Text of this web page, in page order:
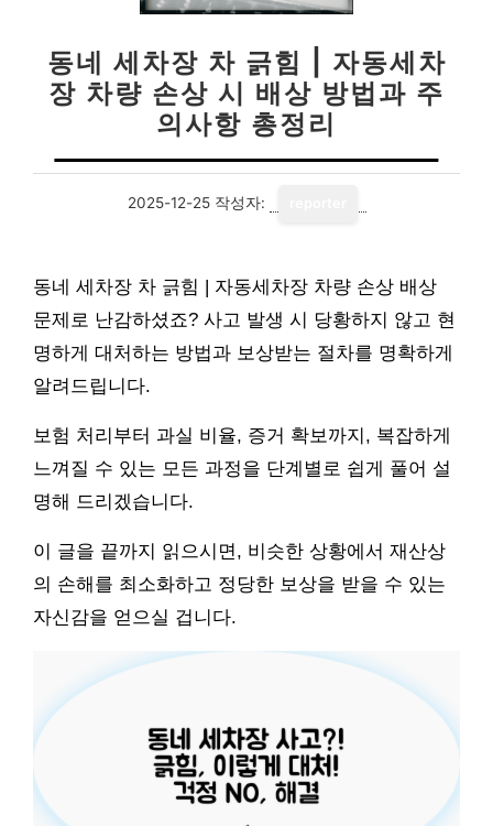
동네 세차장 차 긁힘 | 자동세차
장 차량 손상 시 배상 방법과 주
의사항 총정리
2025-12-25 작성자:
동네 세차장 차 긁힘 | 자동세차장 차량 손상 배상
문제로 난감하셨죠? 사고 발생 시 당황하지 않고 현
명하게 대처하는 방법과 보상받는 절차를 명확하게
알려드립니다.
보험 처리부터 과실 비율, 증거 확보까지, 복잡하게
느껴질 수 있는 모든 과정을 단계별로 쉽게 풀어 설
명해 드리겠습니다.
이 글을 끝까지 읽으시면, 비슷한 상황에서 재산상
의 손해를 최소화하고 정당한 보상을 받을 수 있는
자신감을 얻으실 겁니다.